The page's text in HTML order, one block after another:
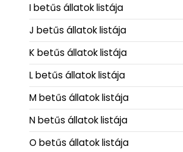
I betűs állatok listája
J betűs állatok listája
K betűs állatok listája
L betűs állatok listája
M betűs állatok listája
N betűs állatok listája
O betűs állatok listája